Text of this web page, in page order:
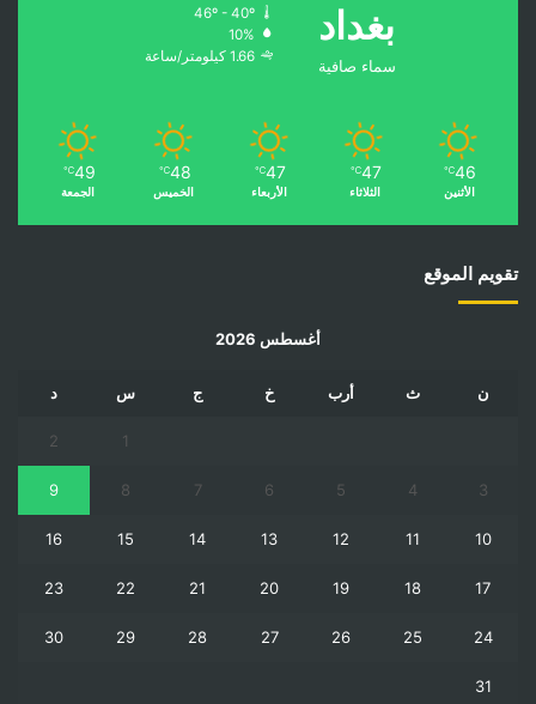
بغداد
سماء صافية
46º - 40º
10%
1.66 كيلومتر/ساعة
46
℃
الأثنين
47
℃
الثلاثاء
47
℃
الأربعاء
48
℃
الخميس
49
℃
الجمعة
تقويم الموقع
أغسطس 2026
ن ث أرب خ ج س د
1
2
3
4
5
6
7
8
9
10
11
12
13
14
15
16
17
18
19
20
21
22
23
24
25
26
27
28
29
30
31